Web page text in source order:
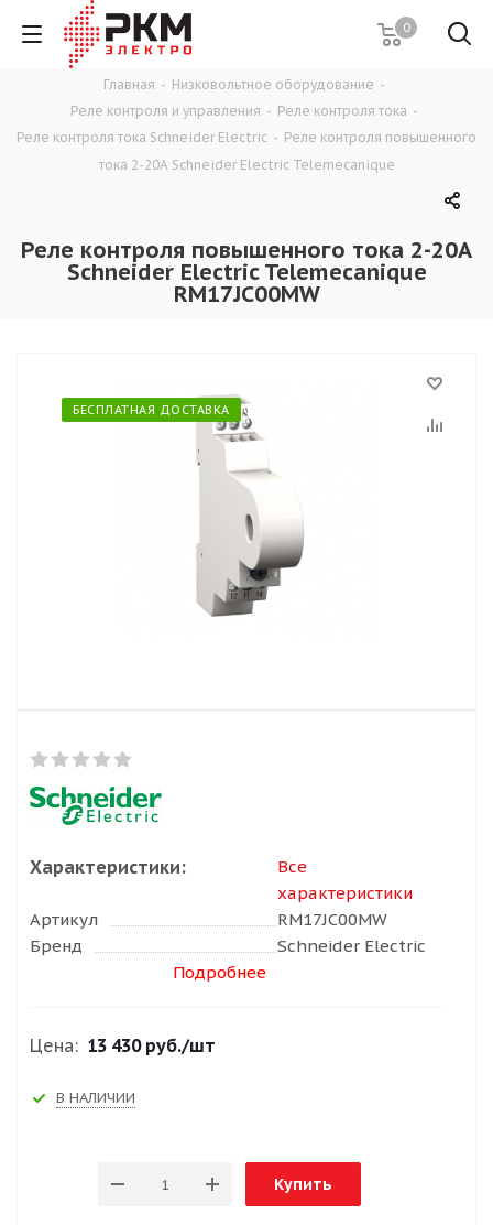
0
Главная - Низковольтное оборудование -
Реле контроля и управления - Реле контроля тока -
Реле контроля тока Schneider Electric - Реле контроля повышенного
тока 2-20A Schneider Electric Telemecanique
Реле контроля повышенного тока 2-20A
Schneider Electric Telemecanique
RM17JC00MW
БЕСПЛАТНАЯ ДОСТАВКА
Характеристики:
Все
характеристики
Артикул
RM17JC00MW
Бренд
Schneider Electric
Подробнее
Цена: 13 430 руб./шт
В НАЛИЧИИ
Купить